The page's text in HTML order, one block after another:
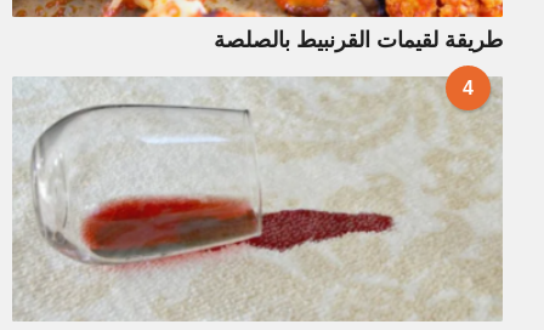
طريقة لقيمات القرنبيط بالصلصة
4